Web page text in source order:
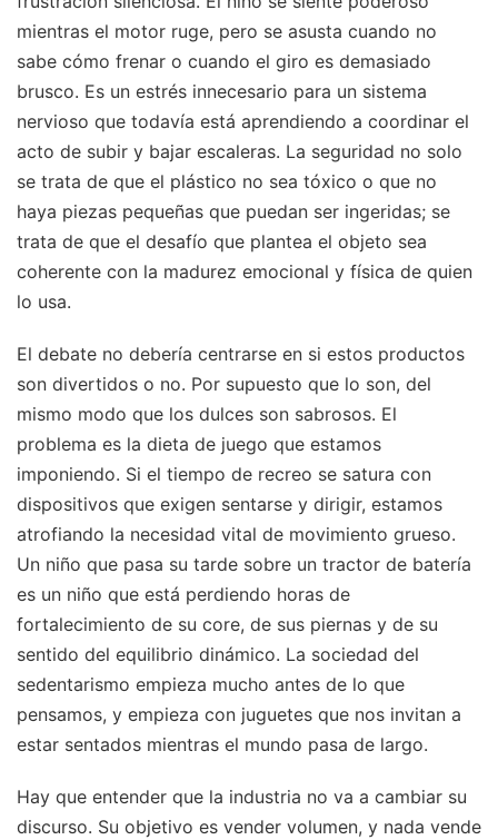
mientras el motor ruge, pero se asusta cuando no
sabe cómo frenar o cuando el giro es demasiado
brusco. Es un estrés innecesario para un sistema
nervioso que todavía está aprendiendo a coordinar el
acto de subir y bajar escaleras. La seguridad no solo
se trata de que el plástico no sea tóxico o que no
haya piezas pequeñas que puedan ser ingeridas; se
trata de que el desafío que plantea el objeto sea
coherente con la madurez emocional y física de quien
lo usa.
El debate no debería centrarse en si estos productos
son divertidos o no. Por supuesto que lo son, del
mismo modo que los dulces son sabrosos. El
problema es la dieta de juego que estamos
imponiendo. Si el tiempo de recreo se satura con
dispositivos que exigen sentarse y dirigir, estamos
atrofiando la necesidad vital de movimiento grueso.
Un niño que pasa su tarde sobre un tractor de batería
es un niño que está perdiendo horas de
fortalecimiento de su core, de sus piernas y de su
sentido del equilibrio dinámico. La sociedad del
sedentarismo empieza mucho antes de lo que
pensamos, y empieza con juguetes que nos invitan a
estar sentados mientras el mundo pasa de largo.
Hay que entender que la industria no va a cambiar su
discurso. Su objetivo es vender volumen, y nada vende